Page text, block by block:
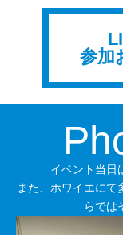
参加
イベント当日
また、ホワイエに
らでは